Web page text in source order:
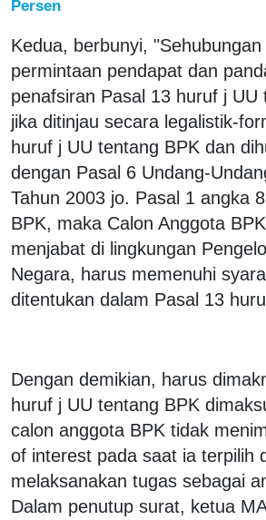
Persen
Kedua, berbunyi, "Sehubungan
permintaan pendapat dan
penafsiran Pasal 13 huruf j UU
jika ditinjau secara legalistik-
huruf j UU tentang BPK dan
dengan Pasal 6 Undang-
Tahun 2003 jo. Pasal 1 angka
BPK, maka Calon Anggota
menjabat di lingkungan
Negara, harus memenuhi
ditentukan dalam Pasal 13
Dengan demikian, harus
huruf j UU tentang BPK
calon anggota BPK tidak
of interest pada saat ia terpilih
melaksanakan tugas sebagai
Dalam penutup surat, ketua